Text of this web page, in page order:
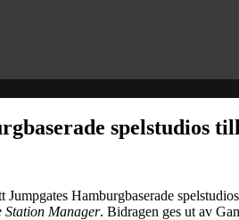
Jumpgates Hamburgbaserade
Station Manager. Bidragen ges ut av